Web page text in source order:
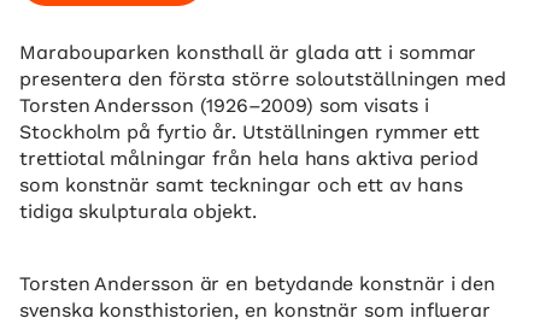
Marabouparken konsthall är glada att i sommar
presentera den första större soloutställningen med
Torsten Andersson (1926–2009) som visats i
Stockholm på fyrtio år. Utställningen rymmer ett
trettiotal målningar från hela hans aktiva period
som konstnär samt teckningar och ett av hans
tidiga skulpturala objekt.
Torsten Andersson är en betydande konstnär i den
svenska konsthistorien, en konstnär som influerar